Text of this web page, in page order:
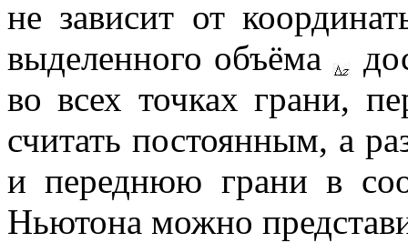
не зависит от
выделенного объёма
во всех точках грани,
считать постоянным, а
и переднюю грани в
Ньютона можно